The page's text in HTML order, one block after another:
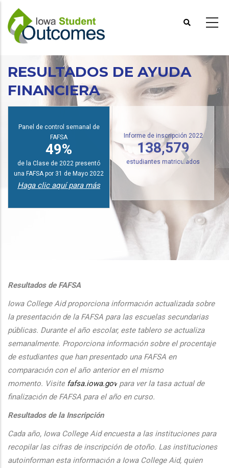
Pasar
contenido
principal
RESULTADOS DE AYUDA
FINANCIERA
Panel de control semanal de
FAFSA
49%
de la Clase de 2022 presentó
una FAFSA por 31 de Mayo 2022
Haga clic aquí para más
Informe de inscripción 2022
138,579
Resultados de FAFSA
Iowa College Aid proporciona información actualizada sobre
la presentación de la FAFSA para las escuelas secundarias
públicas. Durante el año escolar, este tablero se actualiza
semanalmente. Proporciona información sobre el procentaje
de estudiantes que han presentado una FAFSA en
comparación con el año anterior en el mismo
momento. Visite fafsa.iowa.gov para ver la tasa actual de
finalización de FAFSA para el año en curso.
Resultados de la Inscripción
Cada año, Iowa College Aid encuesta a las instituciones para
recopilar las cifras de inscripción de otoño. Las instituciones
autoinforman esta información a Iowa College Aid, quien